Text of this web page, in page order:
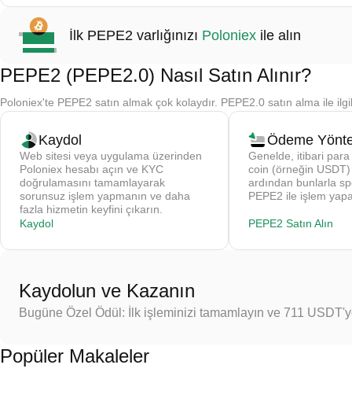
İlk PEPE2 varlığınızı Poloniex ile alın
PEPE2 (PEPE2.0) Nasıl Satın Alınır?
Poloniex'te PEPE2 satın almak çok kolaydır. PEPE2.0 satın alma ile
Kaydol
Web sitesi veya uygulama üzerinden
Poloniex hesabı açın ve KYC
doğrulamasını tamamlayarak
sorunsuz işlem yapmanın ve daha
fazla hizmetin keyfini çıkarın.
Kaydol
Ödeme
Genelde, itibari
coin (örneğin USDT)
ardından bunlarla
PEPE2 ile işlem
PEPE2 Satın Alın
Kaydolun ve Kazanın
Bugüne Özel Ödül: İlk işleminizi tamamlayın ve 711
Popüler Makaleler